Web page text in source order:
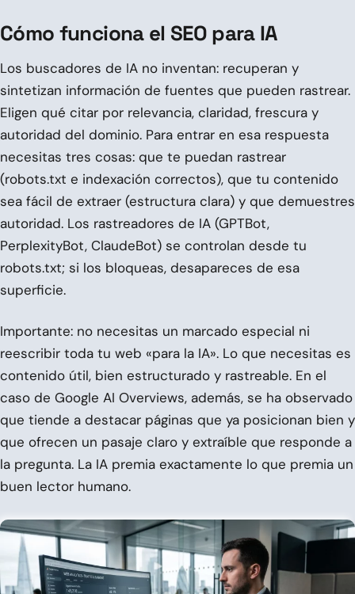
Cómo funciona el SEO para IA
Los buscadores de IA no inventan: recuperan y
sintetizan información de fuentes que pueden rastrear.
Eligen qué citar por relevancia, claridad, frescura y
autoridad del dominio. Para entrar en esa respuesta
necesitas tres cosas: que te puedan rastrear
(robots.txt e indexación correctos), que tu contenido
sea fácil de extraer (estructura clara) y que demuestres
autoridad. Los rastreadores de IA (GPTBot,
PerplexityBot, ClaudeBot) se controlan desde tu
robots.txt; si los bloqueas, desapareces de esa
superficie.
Importante: no necesitas un marcado especial ni
reescribir toda tu web «para la IA». Lo que necesitas es
contenido útil, bien estructurado y rastreable. En el
caso de Google AI Overviews, además, se ha observado
que tiende a destacar páginas que ya posicionan bien y
que ofrecen un pasaje claro y extraíble que responde a
la pregunta. La IA premia exactamente lo que premia un
buen lector humano.